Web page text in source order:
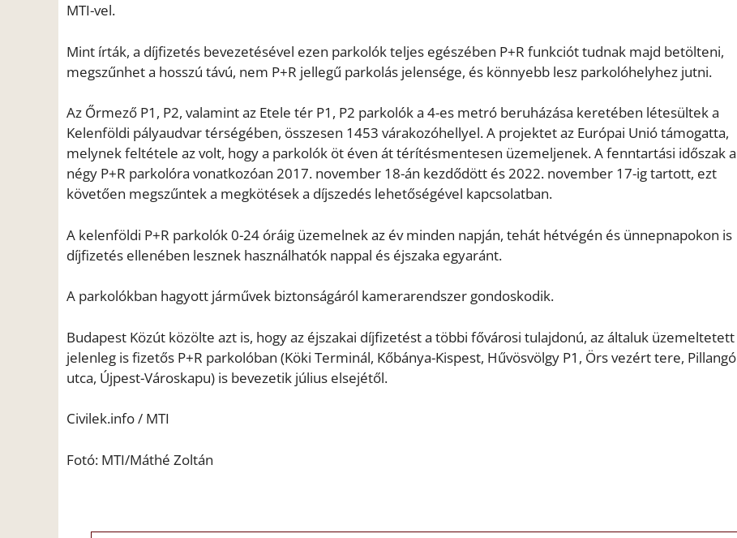
MTI-vel.
Mint írták, a díjfizetés bevezetésével ezen parkolók teljes egészében P+R funkciót tudnak majd betölteni,
megszűnhet a hosszú távú, nem P+R jellegű parkolás jelensége, és könnyebb lesz parkolóhelyhez jutni.
Az Őrmező P1, P2, valamint az Etele tér P1, P2 parkolók a 4-es metró beruházása keretében létesültek a
Kelenföldi pályaudvar térségében, összesen 1453 várakozóhellyel. A projektet az Európai Unió támogatta,
melynek feltétele az volt, hogy a parkolók öt éven át térítésmentesen üzemeljenek. A fenntartási időszak a
négy P+R parkolóra vonatkozóan 2017. november 18-án kezdődött és 2022. november 17-ig tartott, ezt
követően megszűntek a megkötések a díjszedés lehetőségével kapcsolatban.
A kelenföldi P+R parkolók 0-24 óráig üzemelnek az év minden napján, tehát hétvégén és ünnepnapokon is
díjfizetés ellenében lesznek használhatók nappal és éjszaka egyaránt.
A parkolókban hagyott járművek biztonságáról kamerarendszer gondoskodik.
Budapest Közút közölte azt is, hogy az éjszakai díjfizetést a többi fővárosi tulajdonú, az általuk üzemeltetett
jelenleg is fizetős P+R parkolóban (Köki Terminál, Kőbánya-Kispest, Hűvösvölgy P1, Örs vezért tere, Pillangó
utca, Újpest-Városkapu) is bevezetik július elsejétől.
Civilek.info / MTI
Fotó: MTI/Máthé Zoltán